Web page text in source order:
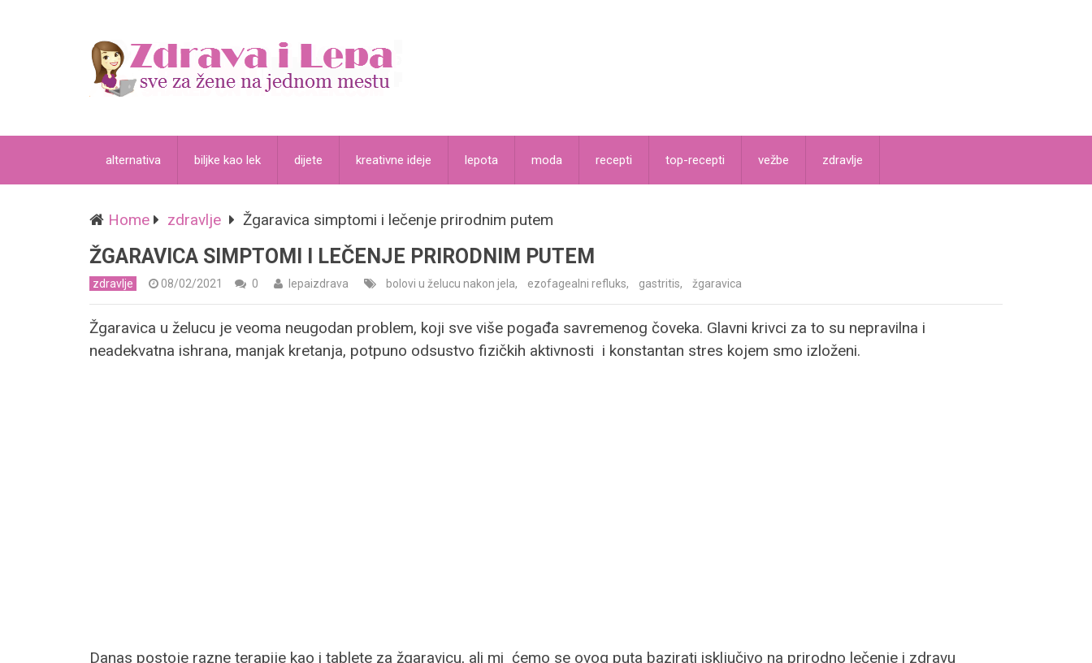
alternativa biljke kao lek dijete kreativne ideje lepota moda recepti top-recepti vežbe zdravlje
Home zdravlje Žgaravica simptomi i lečenje prirodnim putem
ŽGARAVICA SIMPTOMI I LEČENJE PRIRODNIM PUTEM
zdravlje 08/02/2021 0 lepaizdrava bolovi u želucu nakon jela, ezofagealni refluks, gastritis, žgaravica
Žgaravica u želucu je veoma neugodan problem, koji sve više pogađa savremenog čoveka. Glavni krivci za to su nepravilna i
neadekvatna ishrana, manjak kretanja, potpuno odsustvo fizičkih aktivnosti i konstantan stres kojem smo izloženi.
Danas postoje razne terapije kao i tablete za žgaravicu, ali mi ćemo se ovog puta bazirati isključivo na prirodno lečenje i zdravu